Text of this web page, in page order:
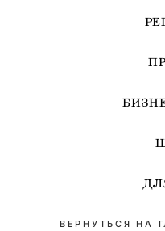
ВЕРНУТЬСЯ НА